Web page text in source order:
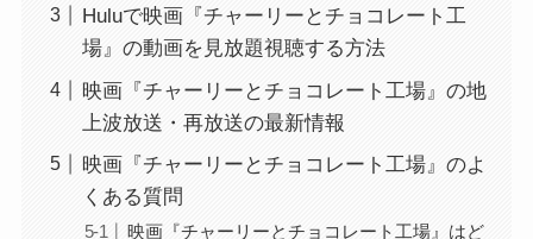
Huluで映画『チャーリーとチョコレート工
場』の動画を見放題視聴する方法
映画『チャーリーとチョコレート工場』の地
上波放送・再放送の最新情報
映画『チャーリーとチョコレート工場』のよ
くある質問
映画『チャーリーとチョコレート工場』はど